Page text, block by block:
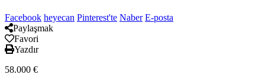
Facebook heyecan Pinterest'te Naber E-posta
Paylaşmak
Favori
Yazdır
58.000 €